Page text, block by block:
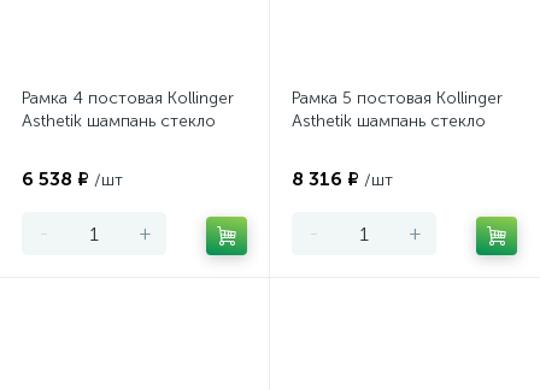
Рамка 4 постовая Kollinger
Asthetik шампань стекло
6 538 ₽ /шт
- +
Рамка 5 постовая Kollinger
Asthetik шампань стекло
8 316 ₽ /шт
- +